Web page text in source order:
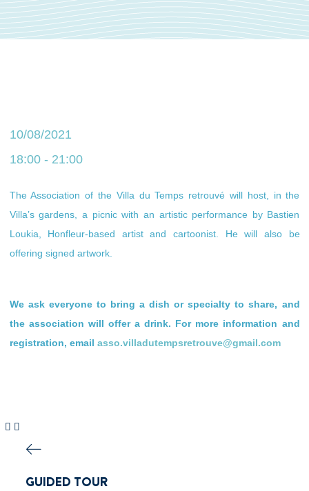
10/08/2021
18:00 - 21:00
The Association of the Villa du Temps retrouvé will host, in the
Villa’s gardens, a picnic with an artistic performance by Bastien
Loukia, Honfleur-based artist and cartoonist. He will also be
offering signed artwork.
We ask everyone to bring a dish or specialty to share, and
the association will offer a drink. For more information and
registration, email asso.villadutempsretrouve@gmail.com
GUIDED TOUR